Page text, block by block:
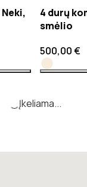
4 durų
smėlio
500,00€
Įkeliama...